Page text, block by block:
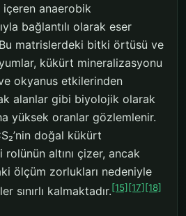
anaerobik
bağlantılı olarak eser
matrislerdeki bitki örtüsü ve
kükürt mineralizasyonu
okyanus etkilerinden
alanlar gibi biyolojik olarak
yüksek oranlar gözlemlenir.
doğal kükürt
altını çizer, ancak
ölçüm zorlukları nedeniyle
sınırlı kalmaktadır.[15] [17] [18]